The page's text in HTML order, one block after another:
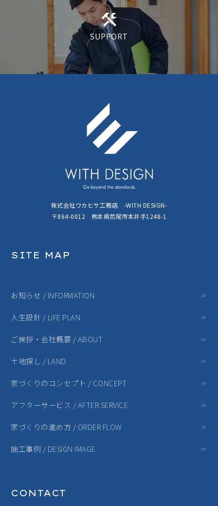
SUPPORT
株式会社ワカヒサ工務店 -WITH DESIGN-
〒864-0012 熊本県荒尾市本井手1248-1
SITE MAP
お知らせ / INFORMATION
人生設計 / LIFE PLAN
ご挨拶・会社概要 / ABOUT
土地探し / LAND
家づくりのコンセプト / CONCEPT
アフターサービス / AFTER SERVICE
家づくりの進め方 / ORDER FLOW
施工事例 / DESIGN IMAGE
CONTACT